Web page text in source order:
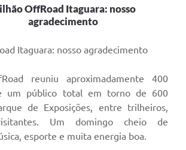
OffRoad Itaguara: nosso
agradecimento
Itaguara: nosso agradecimento
reuniu aproximadamente 400
um público total em torno de 600
de Exposições, entre trilheiros,
Um domingo cheio de
esporte e muita energia boa.